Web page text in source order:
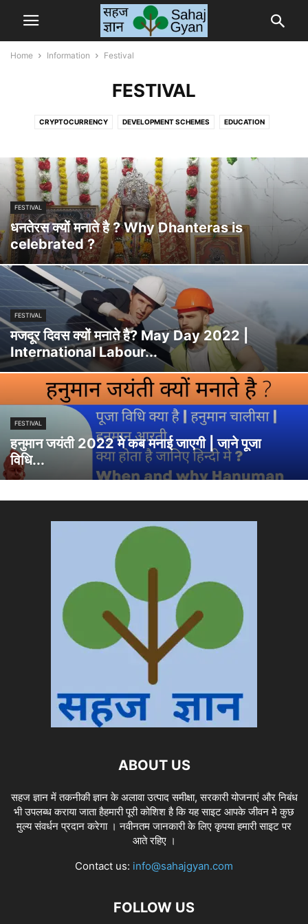
Home Information Festival
FESTIVAL
CRYPTOCURRENCY DEVELOPMENT SCHEMES EDUCATION
MAHAPURUS TOOLS आरती संग्रह देश विदेश
FESTIVAL
धनतेरस क्यों मनाते है ? Why Dhanteras is
celebrated ?
FESTIVAL
मजदूर दिवस क्यों मनाते है? May Day 2022 |
International Labour...
FESTIVAL
हनुमान जयंती 2022 मे कब मनाई जाएगी | जाने पूजा
विधि...
ABOUT US
सहज ज्ञान में तकनीकी ज्ञान के अलावा उत्पाद समीक्षा, सरकारी योजनाएं और निबंध
भी उपलब्ध कराया जाता हैहमारी पूरी कोशिश है कि यह साइट आपके जीवन मे कुछ
मुल्य संवर्धन प्रदान करेगा । नवीनतम जानकारी के लिए कृपया हमारी साइट पर
आते रहिए ।
Contact us: info@sahajgyan.com
FOLLOW US